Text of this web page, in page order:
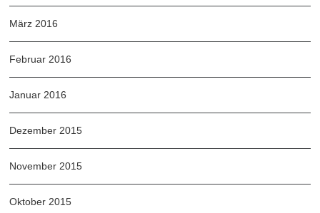
März 2016
Februar 2016
Januar 2016
Dezember 2015
November 2015
Oktober 2015